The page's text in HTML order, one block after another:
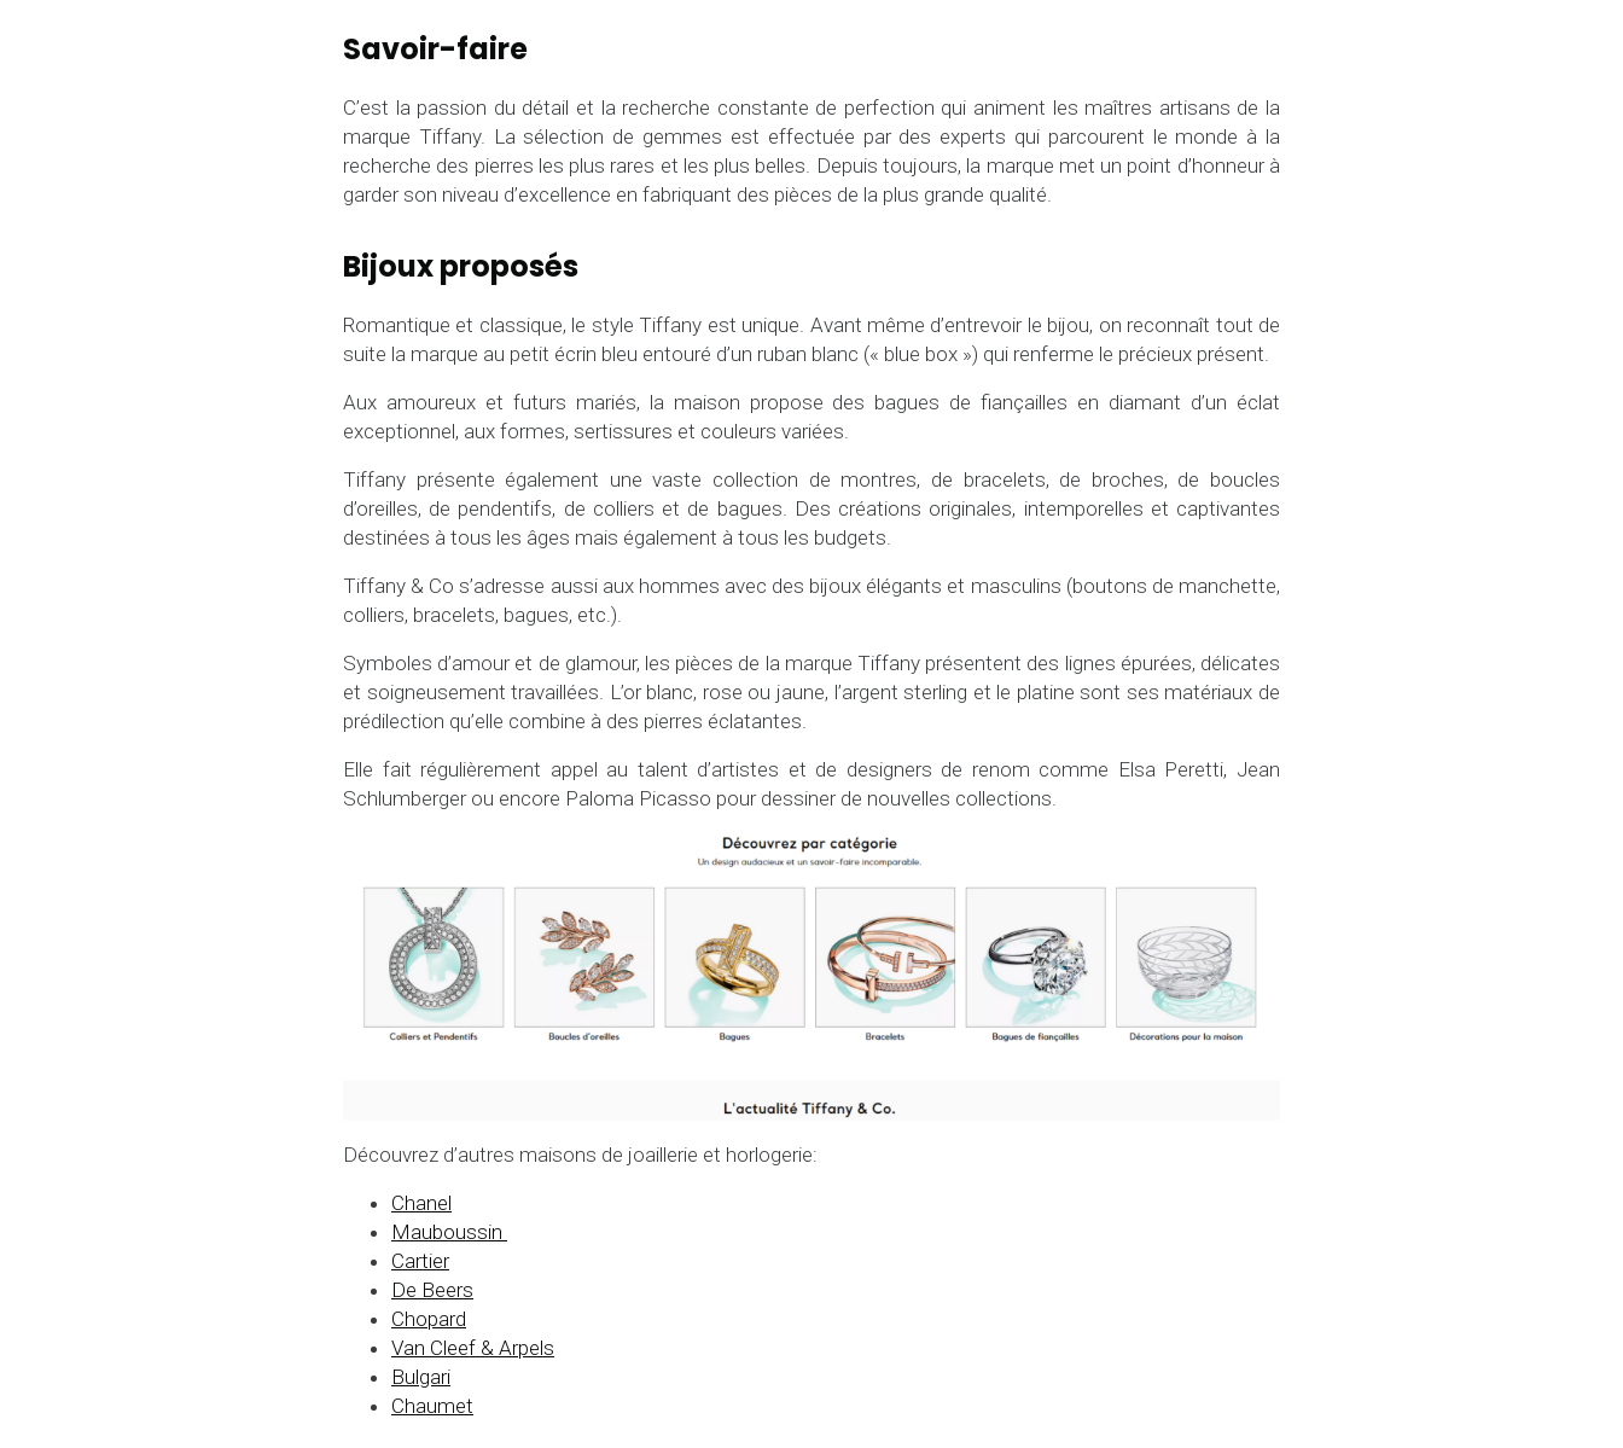
Savoir-faire
C’est la passion du détail et la recherche constante de perfection qui animent les maîtres artisans de la
marque Tiffany. La sélection de gemmes est effectuée par des experts qui parcourent le monde à la
recherche des pierres les plus rares et les plus belles. Depuis toujours, la marque met un point d’honneur à
garder son niveau d’excellence en fabriquant des pièces de la plus grande qualité.
Bijoux proposés
Romantique et classique, le style Tiffany est unique. Avant même d’entrevoir le bijou, on reconnaît tout de
suite la marque au petit écrin bleu entouré d’un ruban blanc (« blue box ») qui renferme le précieux présent.
Aux amoureux et futurs mariés, la maison propose des bagues de fiançailles en diamant d’un éclat
exceptionnel, aux formes, sertissures et couleurs variées.
Tiffany présente également une vaste collection de montres, de bracelets, de broches, de boucles
d’oreilles, de pendentifs, de colliers et de bagues. Des créations originales, intemporelles et captivantes
destinées à tous les âges mais également à tous les budgets.
Tiffany & Co s’adresse aussi aux hommes avec des bijoux élégants et masculins (boutons de manchette,
colliers, bracelets, bagues, etc.).
Symboles d’amour et de glamour, les pièces de la marque Tiffany présentent des lignes épurées, délicates
et soigneusement travaillées. L’or blanc, rose ou jaune, l’argent sterling et le platine sont ses matériaux de
prédilection qu’elle combine à des pierres éclatantes.
Elle fait régulièrement appel au talent d’artistes et de designers de renom comme Elsa Peretti, Jean
Schlumberger ou encore Paloma Picasso pour dessiner de nouvelles collections.
Découvrez d’autres maisons de joaillerie et horlogerie:
Chanel
Mauboussin
Cartier
De Beers
Chopard
Van Cleef & Arpels
Bulgari
Chaumet